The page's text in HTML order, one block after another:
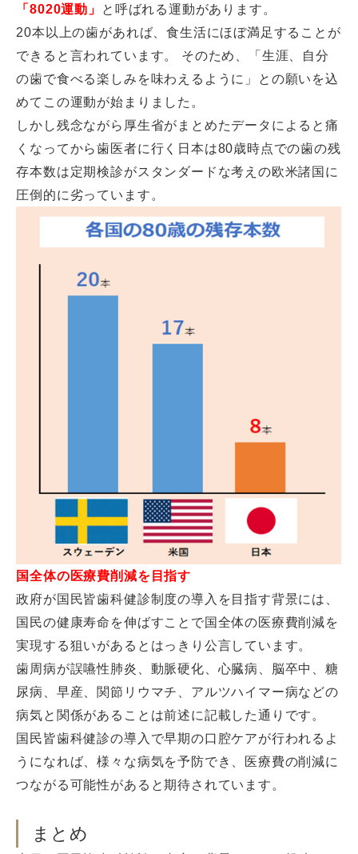
「8020運動」
と呼ばれる運動があります。
20本以上の歯があれば、食生活にほぼ満足することが
できると言われています。 そのため、「生涯、自分
の歯で食べる楽しみを味わえるように」との願いを込
めてこの運動が始まりました。
しかし残念ながら厚生省がまとめたデータによると痛
くなってから歯医者に行く日本は80歳時点での歯の残
存本数は定期検診がスタンダードな考えの欧米諸国に
圧倒的に劣っています。
国全体の医療費削減を目指す
政府が国民皆歯科健診制度の導入を目指す背景には、
国民の健康寿命を伸ばすことで国全体の医療費削減を
実現する狙いがあるとはっきり公言しています。
歯周病が誤嚥性肺炎、動脈硬化、心臓病、脳卒中、糖
尿病、早産、関節リウマチ、アルツハイマー病などの
病気と関係があることは前述に記載した通りです。
国民皆歯科健診の導入で早期の口腔ケアが行われるよ
うになれば、様々な病気を予防でき、医療費の削減に
つながる可能性があると期待されています。
まとめ